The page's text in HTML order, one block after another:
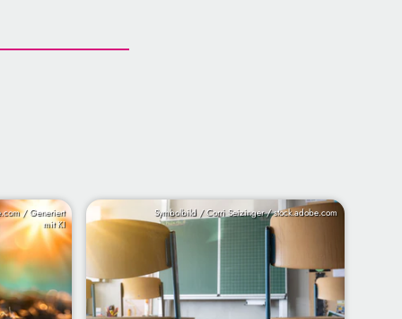
/ Generiert
mit KI
Symbolbild / Corri Seizinger / stock.adobe.com